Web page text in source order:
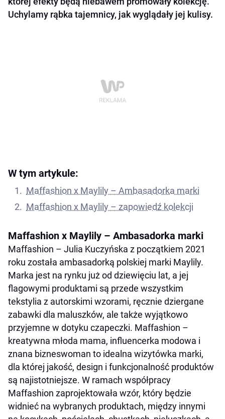
Uchylamy rąbka tajemnicy, jak wyglądały jej kulisy.
W tym artykule:
Maffashion x Maylily – Ambasadorka marki
Maffashion x Maylily – zapowiedź kolekcji
Maffashion x Maylily – Ambasadorka marki
Maffashion – Julia Kuczyńska z początkiem 2021
roku została ambasadorką polskiej marki Maylily.
Marka jest na rynku już od dziewięciu lat, a jej
flagowymi produktami są przede wszystkim
tekstylia z autorskimi wzorami, ręcznie dziergane
zabawki dla maluszków, ale także wyjątkowo
przyjemne w dotyku czapeczki. Maffashion –
kreatywna młoda mama, influencerka modowa i
znana bizneswoman to idealna wizytówka marki,
dla której jakość, design i funkcjonalność produktów
są najistotniejsze. W ramach współpracy
Maffashion zaprojektowała wzór, który będzie
widnieć na wybranych produktach, między innymi